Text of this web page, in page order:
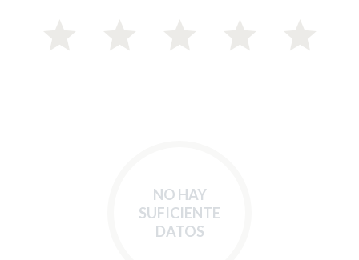
NO HAY
SUFICIENTE
DATOS